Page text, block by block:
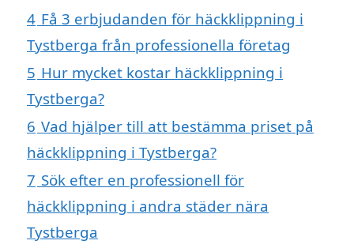
4 Få 3 erbjudanden för häckklippning i
Tystberga från professionella företag
5 Hur mycket kostar häckklippning i
Tystberga?
6 Vad hjälper till att bestämma priset på
häckklippning i Tystberga?
7 Sök efter en professionell för
häckklippning i andra städer nära
Tystberga